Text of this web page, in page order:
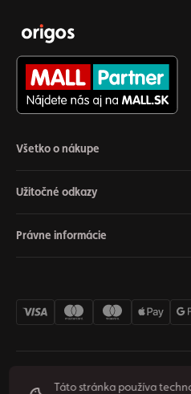
Všetko o nákupe
Užitočné odkazy
Právne informácie
Nastavenia cookies Odstúpiť od
Táto stránka používa